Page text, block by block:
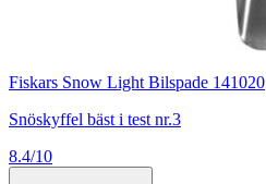
Fiskars Snow Light Bilspade 141020
Snöskyffel bäst i test nr.3
8.4/10